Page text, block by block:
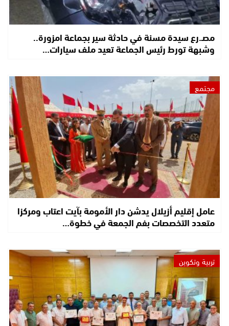
مصـ.رع سيدة مسنة في حادثة سير بجماعة امزورة..
وشبهة تورط رئيس الجماعة تعيد ملف سيارات…
مجتمع
عامل إقليم أزيلال يدشن دار الأمومة بآيت اعتاب ومركزا
متعدد التخصصات بفم الجمعة في خطوة…
تربية وتكوين